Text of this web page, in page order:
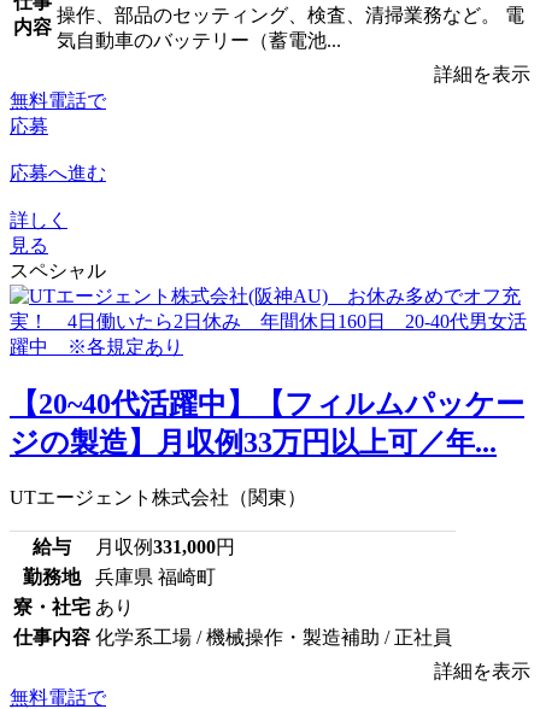
内容
操作、部品のセッティング、検査、清掃業務など。 電
気自動車のバッテリー（蓄電池...
詳細を表示
無料電話で
応募
応募へ進む
詳しく
見る
スペシャル
【20~40代活躍中】【フィルムパッケー
ジの製造】月収例33万円以上可／年...
UTエージェント株式会社（関東）
給与 月収例331,000円
勤務地
兵庫県 福崎町
寮・社宅 あり
仕事内容 化学系工場 / 機械操作・製造補助 / 正社員
詳細を表示
無料電話で